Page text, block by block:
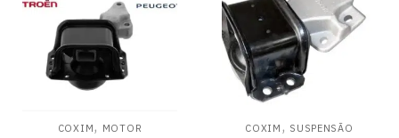
COXIM, MOTOR COXIM , SUSPENSÃO